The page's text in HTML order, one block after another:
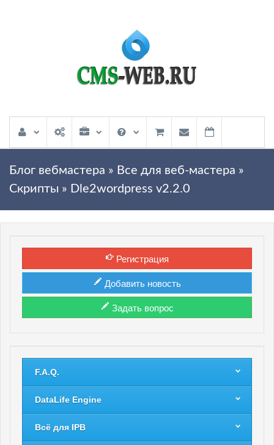
Блог вебмастера » Все для веб-мастера »
Скрипты » Dle2wordpress v2.2.0
Регистрация
Добавить новость
Задать вопрос
F.A.Q.
DataLife Engine
Всё для IPB